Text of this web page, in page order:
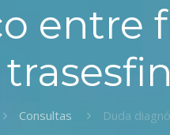
entre
Consultas Duda